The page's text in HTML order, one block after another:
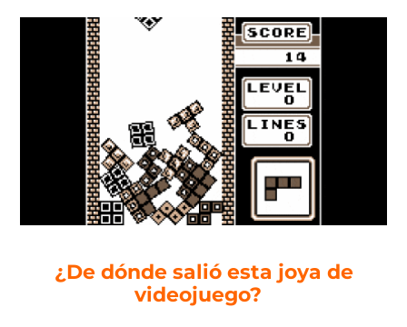
¿De dónde salió esta joya de
videojuego?